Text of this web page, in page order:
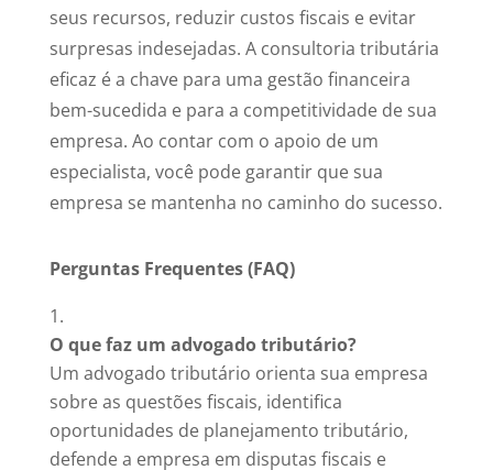
seus recursos, reduzir custos fiscais e evitar
surpresas indesejadas. A consultoria tributária
eficaz é a chave para uma gestão financeira
bem-sucedida e para a competitividade de sua
empresa. Ao contar com o apoio de um
especialista, você pode garantir que sua
empresa se mantenha no caminho do sucesso.
Perguntas Frequentes (FAQ)
O que faz um advogado tributário?
Um advogado tributário orienta sua empresa
sobre as questões fiscais, identifica
oportunidades de planejamento tributário,
defende a empresa em disputas fiscais e